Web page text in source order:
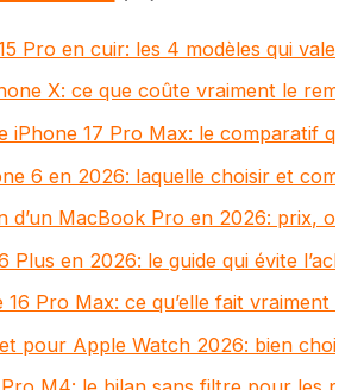
Pro en cuir: les 4 modèles qui
X: ce que coûte vraiment le
iPhone 17 Pro Max: le comparatif qui
6 en 2026: laquelle choisir et
d’un MacBook Pro en 2026: prix,
Plus en 2026: le guide qui évite
16 Pro Max: ce qu’elle fait vraiment
pour Apple Watch 2026: bien